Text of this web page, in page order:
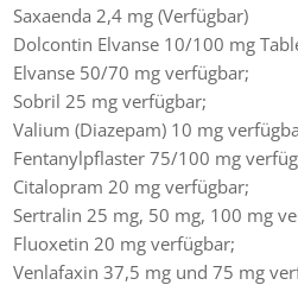
Saxaenda 2,4 mg (Verfügbar)
Dolcontin Elvanse 10/100 mg
Elvanse 50/70 mg verfügbar;
Sobril 25 mg verfügbar;
Valium (Diazepam) 10 mg
Fentanylpflaster 75/100 mg
Citalopram 20 mg verfügbar;
Sertralin 25 mg, 50 mg, 100 mg
Fluoxetin 20 mg verfügbar;
Venlafaxin 37,5 mg und 75 mg